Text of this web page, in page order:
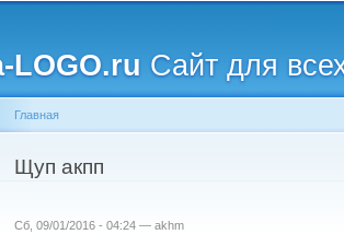
LOGO.ru Сайт для
Вы здесь
Главная
Щуп акпп
Сб, 09/01/2016 - 04:24 — akhm